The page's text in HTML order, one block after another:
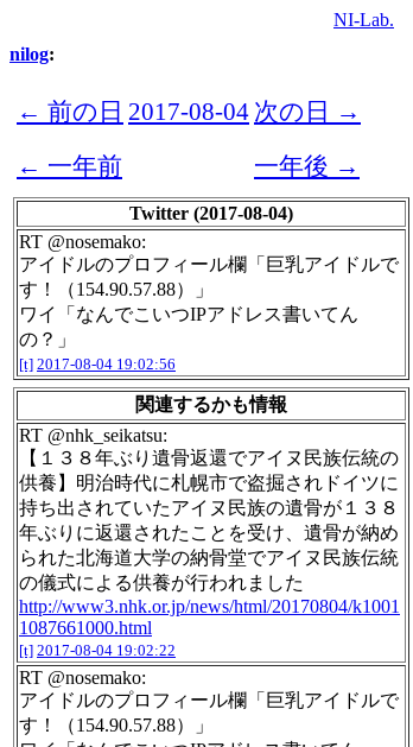
NI-Lab.
nilog:
← 前の日 2017-08-04 次の日 →
← 一年前
一年後 →
Twitter (2017-08-04)
RT @nosemako:
アイドルのプロフィール欄「巨乳アイドルで
す！（154.90.57.88）」
ワイ「なんでこいつIPアドレス書いてん
の？」
[t] 2017-08-04 19:02:56
関連するかも情報
RT @nhk_seikatsu:
【１３８年ぶり遺骨返還でアイヌ民族伝統の
供養】明治時代に札幌市で盗掘されドイツに
持ち出されていたアイヌ民族の遺骨が１３８
年ぶりに返還されたことを受け、遺骨が納め
られた北海道大学の納骨堂でアイヌ民族伝統
の儀式による供養が行われました
http://www3.nhk.or.jp/news/html/20170804/k1001
1087661000.html
[t] 2017-08-04 19:02:22
RT @nosemako:
アイドルのプロフィール欄「巨乳アイドルで
す！（154.90.57.88）」